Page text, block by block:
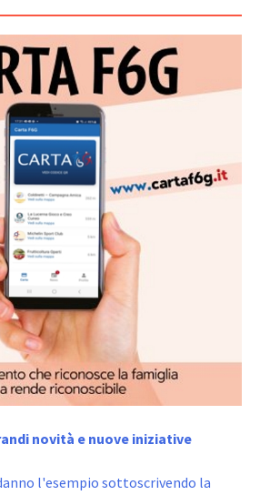
novità e nuove iniziative
l'esempio sottoscrivendo la